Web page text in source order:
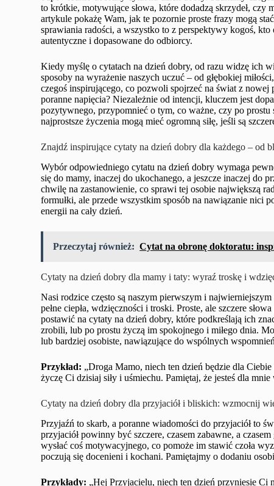
to krótkie, motywujące słowa, które dodadzą skrzydeł, czy
artykule pokażę Wam, jak te pozornie proste frazy mogą
sprawiania radości, a wszystko to z perspektywy kogoś,
autentyczne i dopasowane do odbiorcy.
Kiedy myślę o cytatach na dzień dobry, od razu widzę ich
sposoby na wyrażenie naszych uczuć – od głębokiej
czegoś inspirującego, co pozwoli spojrzeć na świat z
poranne napięcia? Niezależnie od intencji, kluczem jest
pozytywnego, przypomnieć o tym, co ważne, czy po
najprostsze życzenia mogą mieć ogromną siłę, jeśli są
Znajdź inspirujące cytaty na dzień dobry dla każdego – od
Wybór odpowiedniego cytatu na dzień dobry wymaga
się do mamy, inaczej do ukochanego, a jeszcze inaczej do
chwilę na zastanowienie, co sprawi tej osobie największą
formułki, ale przede wszystkim sposób na nawiązanie nici
energii na cały dzień.
Przeczytaj również: Cytat na obronę doktoratu:
Cytaty na dzień dobry dla mamy i taty: wyraź troskę i
Nasi rodzice często są naszym pierwszym i
pełne ciepła, wdzięczności i troski. Proste, ale szczere
postawić na cytaty na dzień dobry, które podkreślają ich
zrobili, lub po prostu życzą im spokojnego i miłego dnia.
lub bardziej osobiste, nawiązujące do wspólnych
Przykład: „Droga Mamo, niech ten dzień będzie dla
życzę Ci dzisiaj siły i uśmiechu. Pamiętaj, że jesteś dla mnie
Cytaty na dzień dobry dla przyjaciół i bliskich: wzmocnij
Przyjaźń to skarb, a poranne wiadomości do przyjaciół to
przyjaciół powinny być szczere, czasem zabawne, a
wysłać coś motywacyjnego, co pomoże im stawić czoła
poczują się docenieni i kochani. Pamiętajmy o dodaniu
Przykłady: „Hej Przyjacielu, niech ten dzień przyniesie